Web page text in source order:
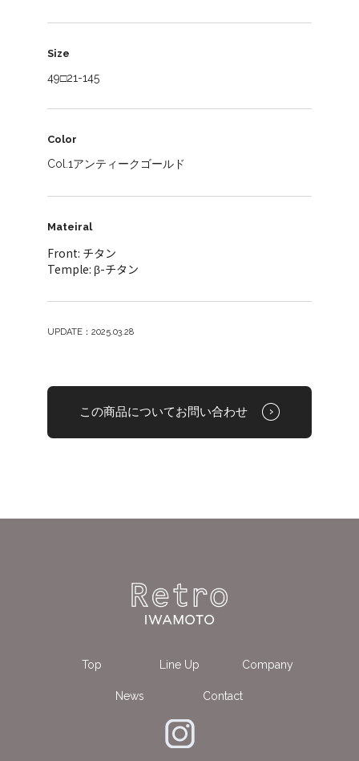
Size
49□21-145
Color
Col.1アンティークゴールド
Mateiral
Front: チタン
Temple: β-チタン
UPDATE：2025.03.28
この商品についてお問い合わせ
Top Line Up Company
News Contact